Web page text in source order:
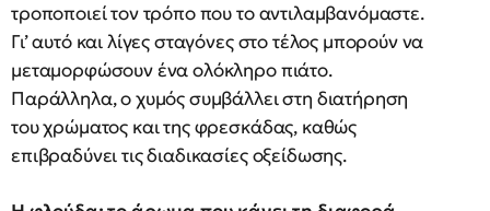
τροποποιεί τον τρόπο που το αντιλαμβανόμαστε.
Γι’ αυτό και λίγες σταγόνες στο τέλος μπορούν να
μεταμορφώσουν ένα ολόκληρο πιάτο.
Παράλληλα, ο χυμός συμβάλλει στη διατήρηση
του χρώματος και της φρεσκάδας, καθώς
επιβραδύνει τις διαδικασίες οξείδωσης.